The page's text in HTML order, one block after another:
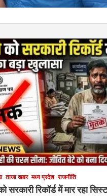
ताजा खबर मध्य प्रदेश राजनीति
सरकारी रिकॉर्ड में मार रहा